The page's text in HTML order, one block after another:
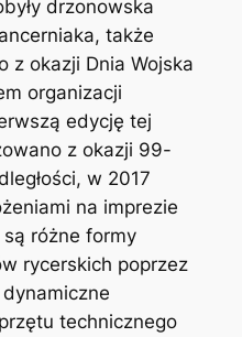
drzonowska
także
z okazji Dnia Wojska
organizacji
edycję tej
z okazji 99-
w 2017
na imprezie
różne formy
rycerskich poprzez
technicznego